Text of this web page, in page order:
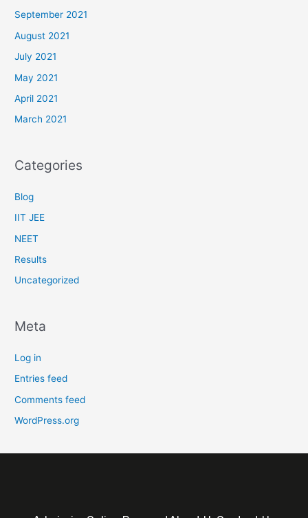
September 2021
August 2021
July 2021
May 2021
April 2021
March 2021
Categories
Blog
IIT JEE
NEET
Results
Uncategorized
Meta
Log in
Entries feed
Comments feed
WordPress.org